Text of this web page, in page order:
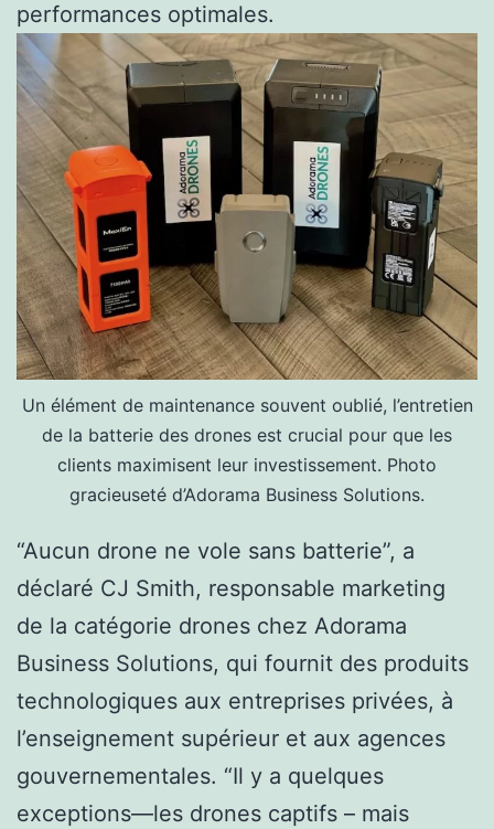
performances optimales.
Un élément de maintenance souvent oublié, l’entretien
de la batterie des drones est crucial pour que les
clients maximisent leur investissement. Photo
gracieuseté d’Adorama Business Solutions.
“Aucun drone ne vole sans batterie”, a
déclaré CJ Smith, responsable marketing
de la catégorie drones chez Adorama
Business Solutions, qui fournit des produits
technologiques aux entreprises privées, à
l’enseignement supérieur et aux agences
gouvernementales. “Il y a quelques
exceptions—les drones captifs – mais